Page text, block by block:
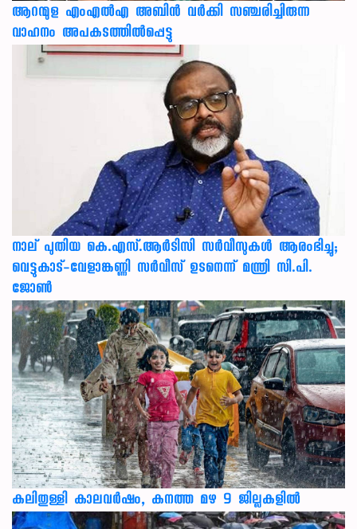
ആറന്മുള എംഎൽഎ അബിൻ വർക്കി സഞ്ചരിച്ചിരുന്ന
വാഹനം അപകടത്തിൽപ്പെട്ടു
നാല് പുതിയ കെ.എസ്.ആർടിസി സർവീസുകൾ ആരംഭിച്ചു;
വെട്ടുകാട്-വേളാങ്കണ്ണി സർവീസ് ഉടനെന്ന് മന്ത്രി സി.പി.
ജോൺ
കലിതുള്ളി കാലവർഷം, കനത്ത മഴ 9 ജില്ലകളിൽ